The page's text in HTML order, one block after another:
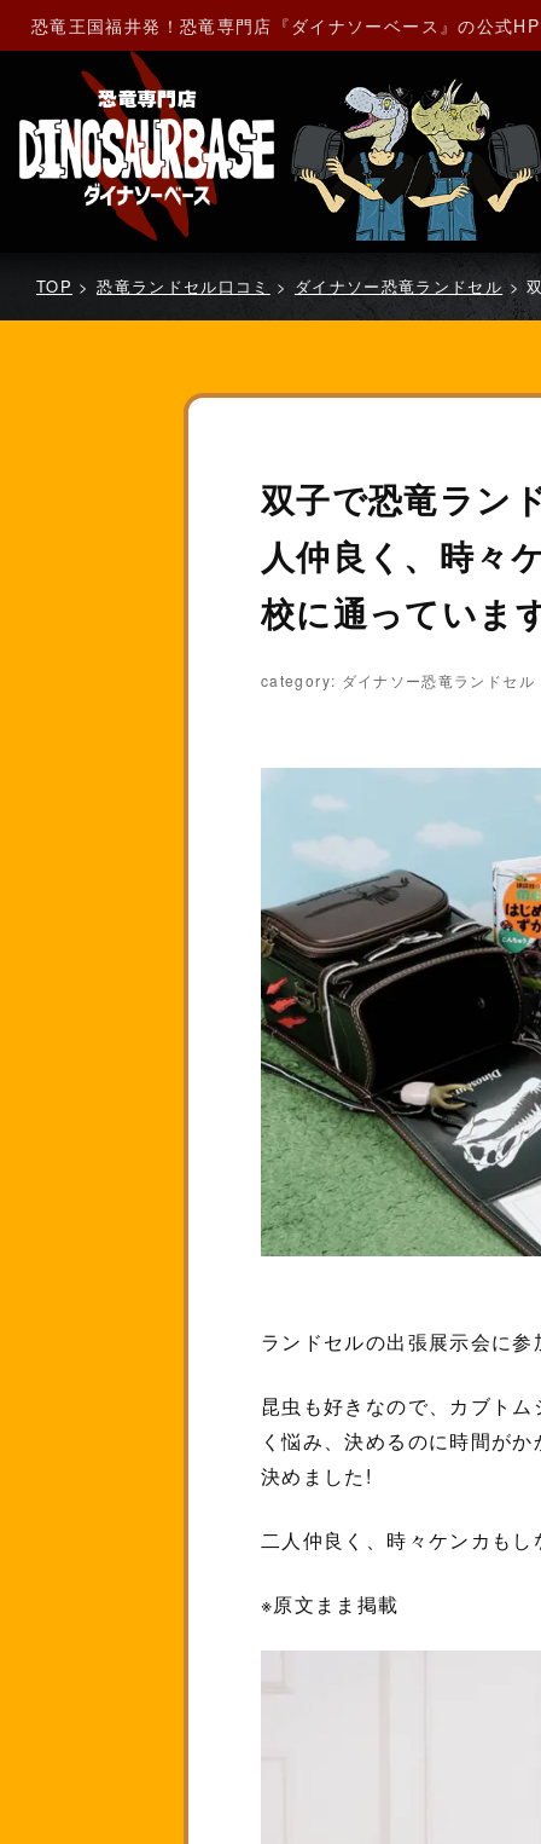
恐竜王国福井発！恐竜専門店『ダイナソーベース』の公式
TOP >恐竜ランドセル口コミ > ダイナソー恐竜ランドセル >
双子で恐竜ラン
人仲良く、時々
校に通っていま
category: ダイナソー恐竜ランドセル
ランドセルの出張展示会に参
昆虫も好きなので、カブト
く悩み、決めるのに時間が
決めました!
二人仲良く、時々ケンカもし
※原文まま掲載